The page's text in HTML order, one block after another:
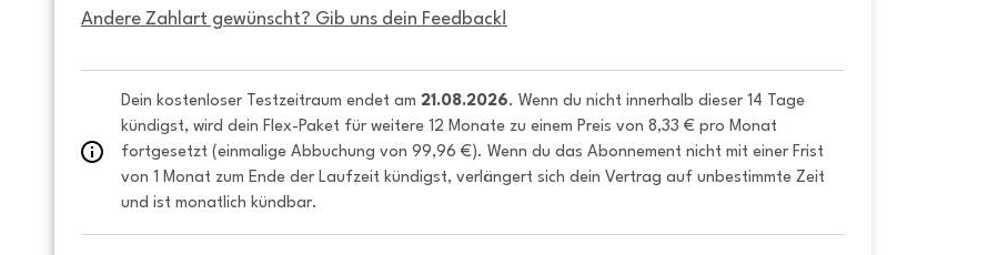
Andere Zahlart gewünscht? Gib uns dein Feedback!
Dein kostenloser Testzeitraum endet am 21.08.2026. Wenn du nicht innerhalb dieser 14 Tage
kündigst, wird dein Flex-Paket für weitere 12 Monate zu einem Preis von 8,33 € pro Monat
fortgesetzt (einmalige Abbuchung von 99,96 €). Wenn du das Abonnement nicht mit einer Frist
von 1 Monat zum Ende der Laufzeit kündigst, verlängert sich dein Vertrag auf unbestimmte Zeit
und ist monatlich kündbar.